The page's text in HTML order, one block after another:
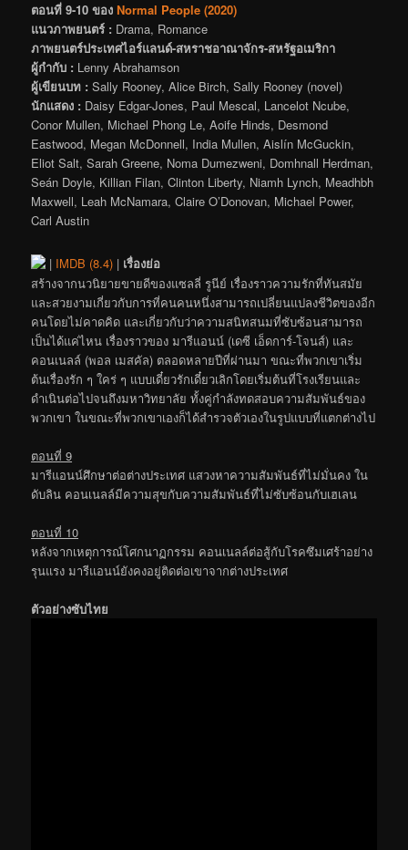
ตอนที่ 9-10 ของ Normal People (2020)
แนวภาพยนตร์ : Drama, Romance
ภาพยนตร์ประเทศไอร์แลนด์-สหราชอาณาจักร-สหรัฐอเมริกา
ผู้กำกับ : Lenny Abrahamson
ผู้เขียนบท : Sally Rooney, Alice Birch, Sally Rooney (novel)
นักแสดง : Daisy Edgar-Jones, Paul Mescal, Lancelot Ncube,
Conor Mullen, Michael Phong Le, Aoife Hinds, Desmond
Eastwood, Megan McDonnell, India Mullen, Aislín McGuckin,
Eliot Salt, Sarah Greene, Noma Dumezweni, Domhnall Herdman,
Seán Doyle, Killian Filan, Clinton Liberty, Niamh Lynch, Meadhbh
Maxwell, Leah McNamara, Claire O’Donovan, Michael Power,
Carl Austin
| IMDB (8.4) | เรื่องย่อ
สร้างจากนวนิยายขายดีของแซลลี่ รูนีย์ เรื่องราวความรักที่ทันสมัย
และสวยงามเกี่ยวกับการที่คนคนหนึ่งสามารถเปลี่ยนแปลงชีวิตของอีก
คนโดยไม่คาดคิด และเกี่ยวกับว่าความสนิทสนมที่ซับซ้อนสามารถ
เป็นได้แค่ไหน เรื่องราวของ มารีแอนน์ (เดซี เอ็ดการ์-โจนส์) และ
คอนเนลล์ (พอล เมสคัล) ตลอดหลายปีที่ผ่านมา ขณะที่พวกเขาเริ่ม
ต้นเรื่องรัก ๆ ใคร่ ๆ แบบเดี๋ยวรักเดี๋ยวเลิกโดยเริ่มต้นที่โรงเรียนและ
ดำเนินต่อไปจนถึงมหาวิทยาลัย ทั้งคู่กำลังทดสอบความสัมพันธ์ของ
พวกเขา ในขณะที่พวกเขาเองก็ได้สำรวจตัวเองในรูปแบบที่แตกต่างไป
ตอนที่ 9
มารีแอนน์ศึกษาต่อต่างประเทศ แสวงหาความสัมพันธ์ที่ไม่มั่นคง ใน
ดับลิน คอนเนลล์มีความสุขกับความสัมพันธ์ที่ไม่ซับซ้อนกับเฮเลน
ตอนที่ 10
หลังจากเหตุการณ์โศกนาฏกรรม คอนเนลล์ต่อสู้กับโรคซึมเศร้าอย่าง
รุนแรง มารีแอนน์ยังคงอยู่ติดต่อเขาจากต่างประเทศ
ตัวอย่างซับไทย